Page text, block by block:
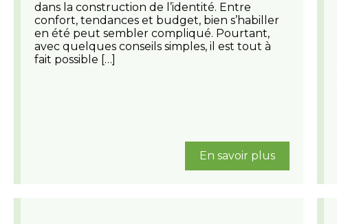
dans la construction de l’identité. Entre
confort, tendances et budget, bien s’habiller
en été peut sembler compliqué. Pourtant,
avec quelques conseils simples, il est tout à
fait possible […]
En savoir plus